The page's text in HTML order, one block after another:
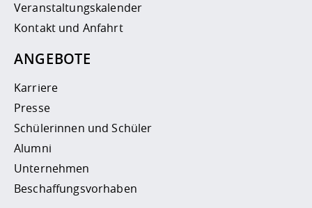
Veranstaltungskalender
Kontakt und Anfahrt
ANGEBOTE
Karriere
Presse
Schülerinnen und Schüler
Alumni
Unternehmen
Beschaffungsvorhaben